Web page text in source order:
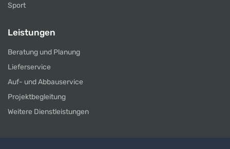
Sport
Leistungen
Beratung und Planung
Lieferservice
Auf- und Abbauservice
Projektbegleitung
Weitere Dienstleistungen